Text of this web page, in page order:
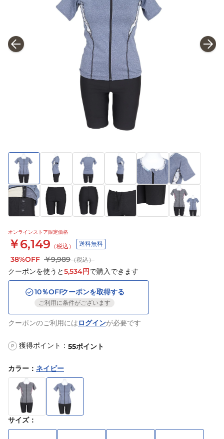
オンラインストア限定価格
￥6,149 （税込） 送料無料
38%OFF ￥9,989（税込）
クーポンを使うと5,534円で購入できます
10％OFFクーポンを取得する
ご利用に条件がございます
クーポンのご利用にはログインが必要です
P 獲得ポイント： 55ポイント
カラー ： ネイビー
サイズ：